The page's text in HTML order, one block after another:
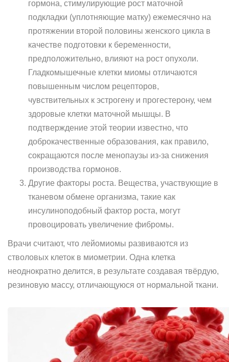
гормона, стимулирующие рост маточной
подкладки (уплотняющие матку) ежемесячно на
протяжении второй половины женского цикла в
качестве подготовки к беременности,
предположительно, влияют на рост опухоли.
Гладкомышечные клетки миомы отличаются
повышенным числом рецепторов,
чувствительных к эстрогену и прогестерону, чем
здоровые клетки маточной мышцы. В
подтверждение этой теории известно, что
доброкачественные образования, как правило,
сокращаются после менопаузы из-за снижения
производства гормонов.
Другие факторы роста. Вещества, участвующие в
тканевом обмене организма, такие как
инсулиноподобный фактор роста, могут
провоцировать увеличение фибромы.
Врачи считают, что лейомиомы развиваются из
стволовых клеток в миометрии. Одна клетка
неоднократно делится, в результате создавая твёрдую,
резиновую массу, отличающуюся от нормальной ткани.